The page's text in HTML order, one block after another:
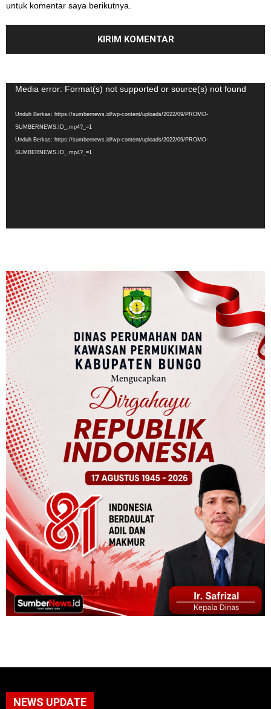
untuk komentar saya berikutnya.
Pemutar
Media error: Format(s) not supported or source(s) not found
Unduh Berkas: https://sumbernews.id/wp-content/uploads/2022/09/PROMO-
SUMBERNEWS.ID_.mp4?_=1
Unduh Berkas: https://sumbernews.id/wp-content/uploads/2022/09/PROMO-
SUMBERNEWS.ID_.mp4?_=1
NEWS UPDATE